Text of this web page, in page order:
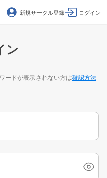
新規サークル登録 ログイン
ン
ードが表示されない方は確認方法